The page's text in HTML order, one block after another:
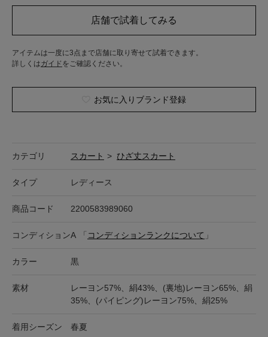
アイテムは一度に3点まで店舗に取り寄せて試着できます。
詳しくはガイド をご確認ください。
お気に入りブランド登録
カテゴリ スカート > ひざ丈スカート
タイプ レディース
商品コード 2200583989060
コンディションA 「 コンディションランクについて 」
カラー 黒
素材
レーヨン57%、絹43%、(裏地)レーヨン65%、絹
35%、(パイピング)レーヨン75%、絹25%
着用シーズン 春夏